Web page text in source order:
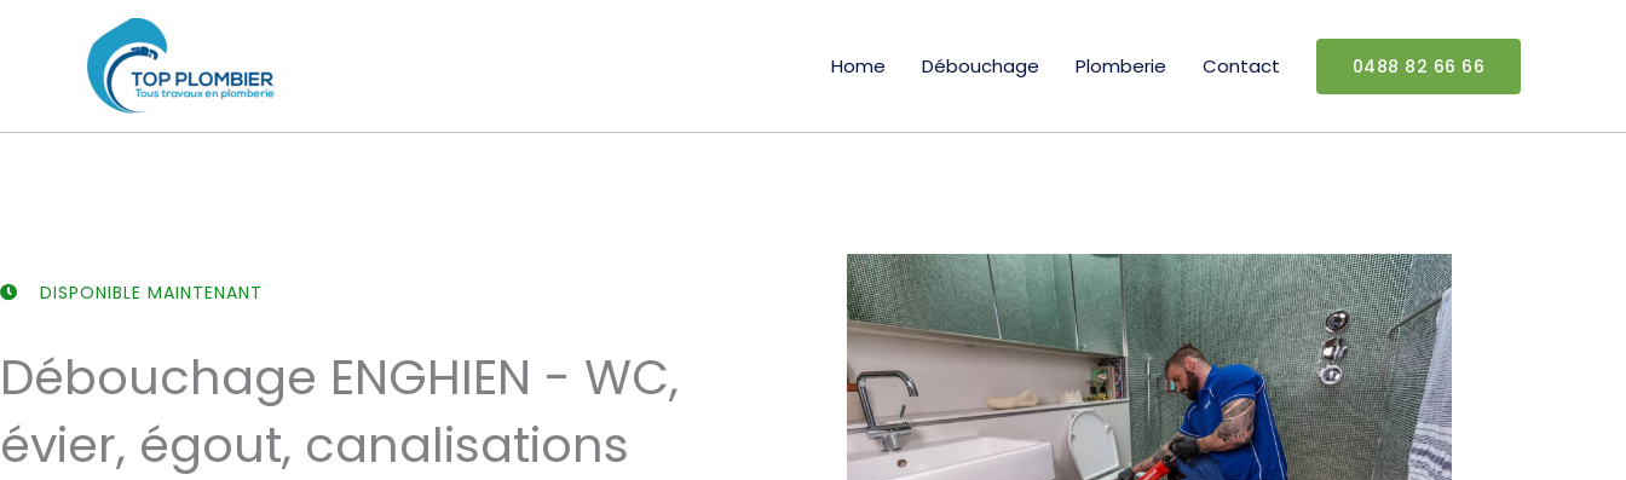
Home Débouchage Plomberie Contact 0488 82 66 66
DISPONIBLE MAINTENANT
Débouchage ENGHIEN - WC,
évier, égout, canalisations